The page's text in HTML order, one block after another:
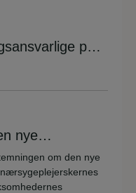
på
nye
om den nye